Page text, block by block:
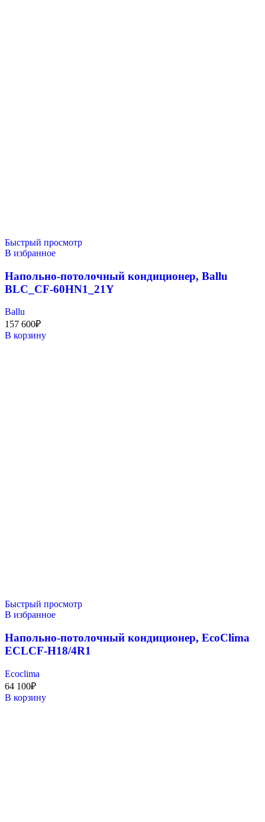
Быстрый просмотр
В избранное
Напольно-потолочный кондиционер, Ballu
BLC_CF-60HN1_21Y
Ballu
157 600₽
В корзину
Быстрый просмотр
В избранное
Напольно-потолочный кондиционер, EcoClima
ECLCF-H18/4R1
Ecoclima
64 100₽
В корзину